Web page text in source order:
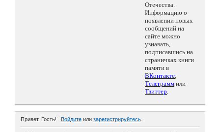
Отечества.
Информацию о
появлении новых
сообщений на
сайте можно
узнавать,
подписавшись на
страничках книги
памяти в
ВКонтакте,
Телеграмм или
Твиттер.
Привет, Гость! Войдитеили зарегистрируйтесь.